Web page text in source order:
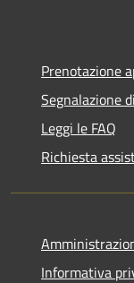
Prenotazione
Segnalazione
Leggi le FAQ
Richiesta
Informativa